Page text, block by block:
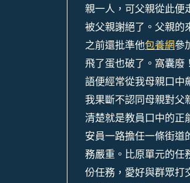
親一人，可父親從此便
被父親謝絕了。父親的
之前還批準他包養網參
飛了蛋也破了。窩囊廢
語便經常從我母親口中
我果斷不認同母親對父
清楚就是教員口中的正
安員一路擔任一條街道
務嚴重。比原單元的任
份任務，愛好與群眾打